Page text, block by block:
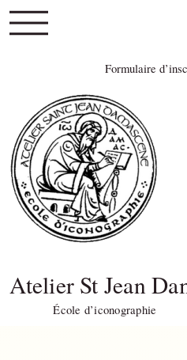
Formulaire
Atelier St Jean
École d’iconographie